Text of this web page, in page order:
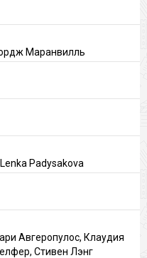
Маранвилль
Padysakova
Авгеропулос, Клаудия
Стивен Лэнг